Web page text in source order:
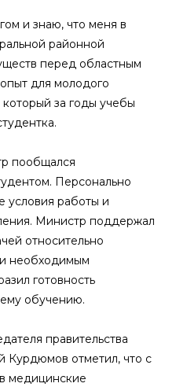
и знаю, что меня в
районной
перед областным
для молодого
который за годы учебы
пообщался
Персонально
условия работы и
Министр поддержал
относительно
необходимым
готовность
обучению.
правительства
Курдюмов отметил, что с
медицинские